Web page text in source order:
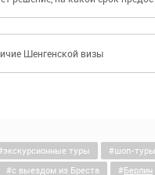
Шенгенской визы
экскурсионные туры шоп-туры
c выездом из Бреста Берлин